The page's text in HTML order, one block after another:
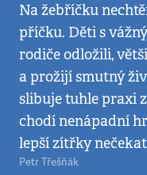
Na žebříčku
příčku. Děti s
rodiče odložili,
a prožijí smutný
slibuje tuhle praxi
chodí nenápadní
lepší zítřky
Petr Třešňák